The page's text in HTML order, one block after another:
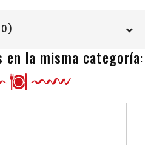
la misma categoría: